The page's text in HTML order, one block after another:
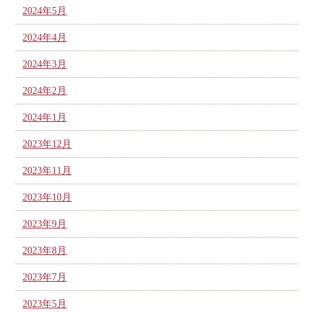
2024年5月
2024年4月
2024年3月
2024年2月
2024年1月
2023年12月
2023年11月
2023年10月
2023年9月
2023年8月
2023年7月
2023年5月